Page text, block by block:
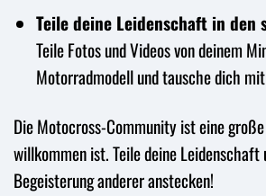
Teile deine Leidenschaft in den
Teile Fotos und Videos von deinem
Motorradmodell und tausche dich
Die Motocross-Community ist eine
willkommen ist. Teile deine Leidenschaft
Begeisterung anderer anstecken!